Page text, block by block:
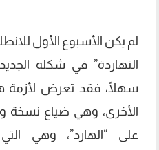
لم يكن الأسبوع الأول
النهاردة” في شكله
سهلًا، فقد تعرض لأزمة
الأخرى، وهي ضياع نسخة
على “الهارد”، وهي